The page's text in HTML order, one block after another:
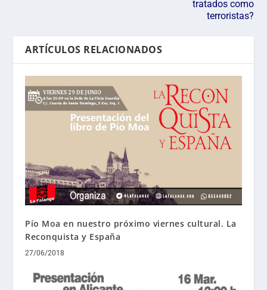
tratados como
terroristas?
ARTÍCULOS RELACIONADOS
Pío Moa en nuestro próximo viernes cultural. La
Reconquista y España
27/06/2018